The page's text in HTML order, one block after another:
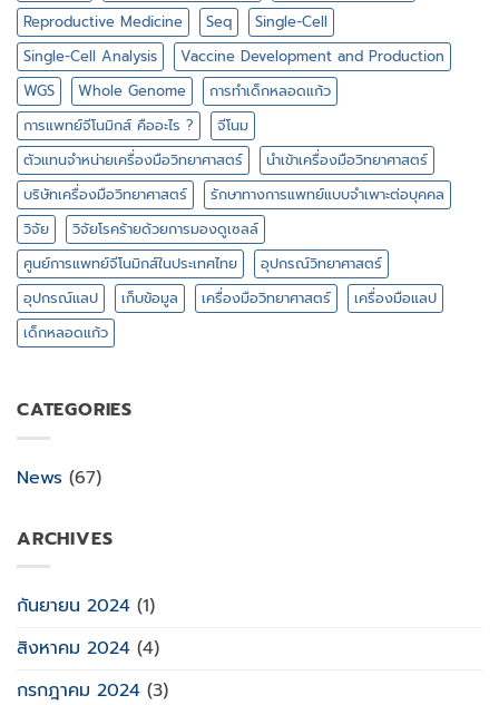
Reproductive Medicine
Seq
Single-Cell
Single-Cell Analysis
Vaccine Development and Production
WGS
Whole Genome
การทำเด็กหลอดแก้ว
การแพทย์จีโนมิกส์ คืออะไร ?
จีโนม
ตัวแทนจำหน่ายเครื่องมือวิทยาศาสตร์
นำเข้าเครื่องมือวิทยาศาสตร์
บริษัทเครื่องมือวิทยาศาสตร์
รักษาทางการแพทย์แบบจำเพาะต่อบุคคล
วิจัย
วิจัยโรคร้ายด้วยการมองดูเซลล์
ศูนย์การแพทย์จีโนมิกส์ในประเทศไทย
อุปกรณ์วิทยาศาสตร์
อุปกรณ์แลป
เก็บข้อมูล เครื่องมือวิทยาศาสตร์
เครื่องมือแลป
เด็กหลอดแก้ว
CATEGORIES
News (67)
ARCHIVES
กันยายน 2024 (1)
สิงหาคม 2024 (4)
กรกฎาคม 2024 (3)